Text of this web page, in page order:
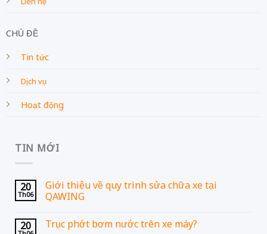
CHỦ ĐỀ
Tin tức
Dịch vụ
Hoạt động
TIN MỚI
20
Th06
Giới thiệu về quy trình sửa chữa xe tại
QAWING
20 Trục phớt bơm nước trên xe máy?